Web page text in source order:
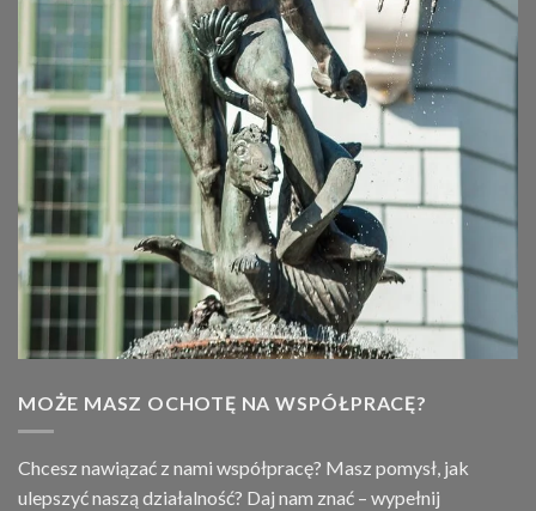
MOŻE MASZ OCHOTĘ NA WSPÓŁPRACĘ?
Chcesz nawiązać z nami współpracę? Masz pomysł, jak
ulepszyć naszą działalność? Daj nam znać – wypełnij